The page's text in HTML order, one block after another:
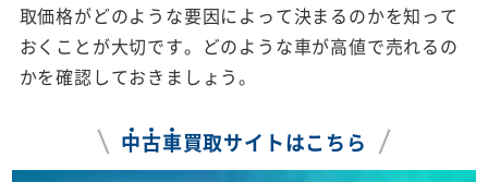
取価格がどのような要因によって決まるのかを知って
おくことが大切です。どのような車が高値で売れるの
かを確認しておきましょう。
中古車買取サイトはこちら